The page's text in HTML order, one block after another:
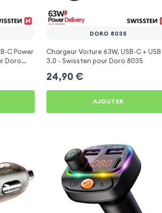
C Power
Doro
DORO 8035
Chargeur Voiture 63W, USB-C + USB
3.0 - Swissten pour Doro 8035
24,90 €
AJOUTER